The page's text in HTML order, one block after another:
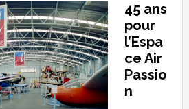
45 ans
pour
l’Espa
ce Air
Passio
n